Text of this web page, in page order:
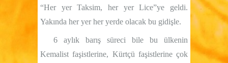
“Her yer Taksim, her yer Lice”ye geldi.
Yakında her yer her yerde olacak bu gidişle.
6 aylık barış süreci bile bu ülkenin
Kemalist faşistlerine, Kürtçü faşistlerine çok